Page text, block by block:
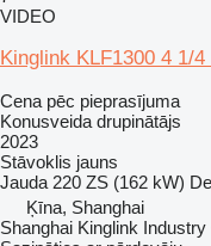
VIDEO
Kinglink KLF1300 4 1/
Cena pēc pieprasījuma
Konusveida drupinātājs
2023
Stāvoklis jauns
Jauda 220 ZS (162 kW)
Ķīna, Shanghai
Shanghai Kinglink Industry